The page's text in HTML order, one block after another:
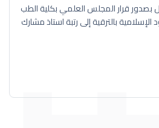
بصدور قرار المجلس العلمي بكلية الطب
بالترقية إلى رتبة استاذ مشارك